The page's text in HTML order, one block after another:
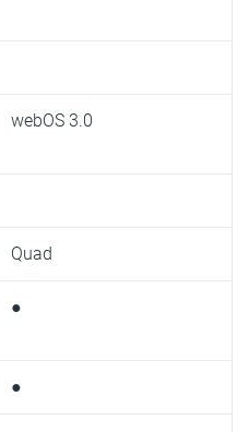
webOS 3.0
Quad
●
●